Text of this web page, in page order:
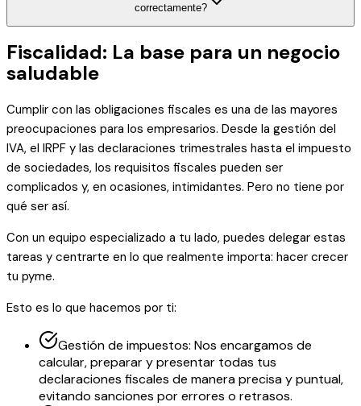
correctamente?
Fiscalidad: La base para un negocio
saludable
Cumplir con las obligaciones fiscales es una de las mayores
preocupaciones para los empresarios. Desde la gestión del
IVA, el IRPF y las declaraciones trimestrales hasta el impuesto
de sociedades, los requisitos fiscales pueden ser
complicados y, en ocasiones, intimidantes. Pero no tiene por
qué ser así.
Con un equipo especializado a tu lado, puedes delegar estas
tareas y centrarte en lo que realmente importa: hacer crecer
tu pyme.
Esto es lo que hacemos por ti:
Gestión de impuestos: Nos encargamos de
calcular, preparar y presentar todas tus
declaraciones fiscales de manera precisa y puntual,
evitando sanciones por errores o retrasos.